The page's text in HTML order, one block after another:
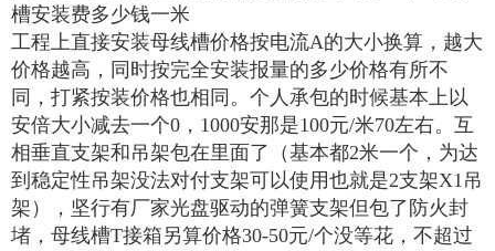
槽安装费多少钱一米
工程上直接安装母线槽价格按电流A的大小换算，越大
价格越高，同时按完全安装报量的多少价格有所不
同，打紧按装价格也相同。个人承包的时候基本上以
安倍大小减去一个0，1000安那是100元/米70左右。互
相垂直支架和吊架包在里面了（基本都2米一个，为达
到稳定性吊架没法对付支架可以使用也就是2支架X1吊
架），坚行有厂家光盘驱动的弹簧支架但包了防火封
堵，母线槽T接箱另算价格30-50元/个没等花，不超过